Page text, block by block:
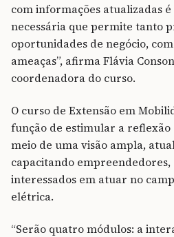
com informações atualizadas
necessária que permite tanto
oportunidades de negócio,
ameaças”, afirma Flávia
coordenadora do curso.
O curso de Extensão em
função de estimular a reflexão
meio de uma visão ampla,
capacitando empreendedores,
interessados em atuar no
elétrica.
“Serão quatro módulos: a